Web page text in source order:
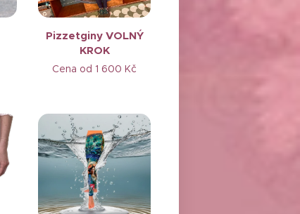
Pizzetginy VOLNÝ
KROK
Cena od 1 600 Kč